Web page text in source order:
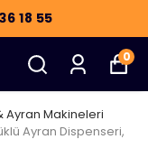
18 55
0
Ayran Makineleri
Ayran Dispenseri,